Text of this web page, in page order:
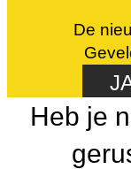
De
Heb je